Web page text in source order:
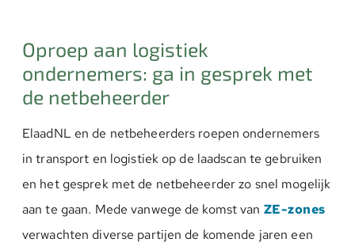
Oproep aan logistiek
ondernemers: ga in gesprek met
de netbeheerder
ElaadNL en de netbeheerders roepen ondernemers
in transport en logistiek op de laadscan te gebruiken
en het gesprek met de netbeheerder zo snel mogelijk
aan te gaan. Mede vanwege de komst van ZE-zones
verwachten diverse partijen de komende jaren een